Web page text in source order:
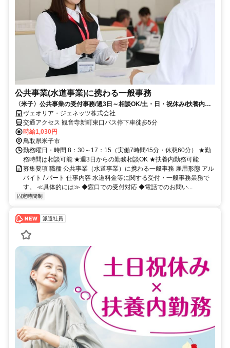
公共事業(水道事業)に携わる一般事務
〈米子〉公共事業の受付事務/週3日～相談OK/土・日・祝休み/扶養内勤
務OK/車・バイク通勤OK
ヴェオリア・ジェネッツ株式会社
交通アクセス 観音寺新町東口バス停下車徒歩5分
時給1,030円
鳥取県米子市
勤務曜日・時間 8：30～17：15（実働7時間45分・休憩60分） ★勤
務時間は相談可能 ★週3日からの勤務相談OK ★扶養内勤務可能
募集要項 職種 公共事業（水道事業）に携わる一般事務 雇用形態 アル
バイト / パート 仕事内容 水道料金等に関する受付・一般事務業務で
す。 ≪具体的には≫ ◆窓口での受付対応 ◆電話でのお問い...
固定時間制
派遣社員